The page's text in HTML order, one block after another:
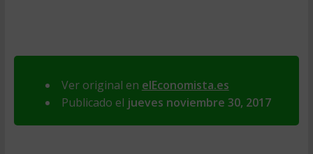
Ver original en elEconomista.es
Publicado el jueves noviembre 30, 2017